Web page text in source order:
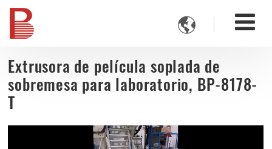

Extrusora de película soplada de
sobremesa para laboratorio, BP-8178-
T